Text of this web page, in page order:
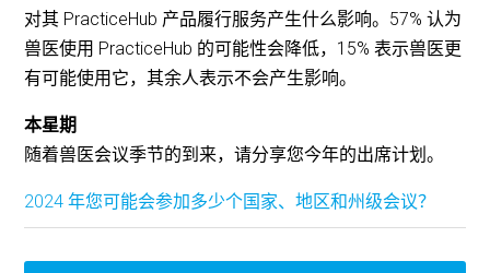
对其 PracticeHub 产品履行服务产生什么影响。57% 认为
兽医使用 PracticeHub 的可能性会降低，15% 表示兽医更
有可能使用它，其余人表示不会产生影响。
本星期
随着兽医会议季节的到来，请分享您今年的出席计划。
2024 年您可能会参加多少个国家、地区和州级会议？